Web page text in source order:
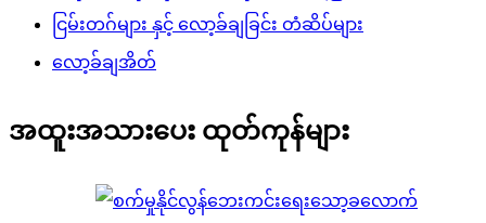
ငြမ်းတဂ်များ နှင့် လော့ခ်ချခြင်း တံဆိပ်များ
လော့ခ်ချအိတ်
အထူးအသားပေး ထုတ်ကုန်များ